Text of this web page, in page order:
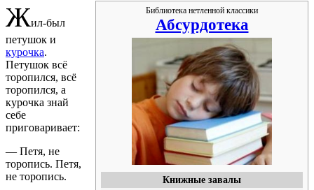
Библиотека нетленной классики
Абсурдотека
Книжные завалы
Жил-был
петушок и
курочка.
Петушок всё
торопился, всё
торопился, а
курочка знай
себе
приговаривает:
— Петя, не
торопись. Петя,
не торопись.